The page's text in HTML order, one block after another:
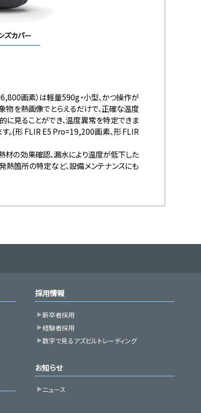
画素）は軽量590g・小型、かつ操作が
物を熱画像でとらえるだけで、正確な温度
見ることができ、温度異常を特定できま
。(形 FLIR E5 Pro=19,200画素、形 FLIR
材の効果確認、漏水により温度が低下した
箇所の特定など、設備メンテナンスにも
採用情報
新卒者採用
経験者採用
数字で見るアズビルトレーディング
お知らせ
ニュース